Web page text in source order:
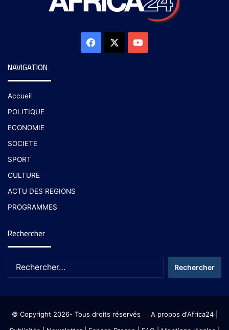
NAVIGATION
Accueil
POLITIQUE
ECONOMIE
SOCIETE
SPORT
CULTURE
ACTU DES REGIONS
PROGRAMMES
Rechercher
© Copyright 2026- Tous droits réservés A propos d'Africa24|